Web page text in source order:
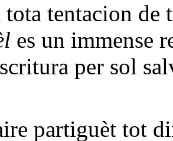
tota tentacion de
es un immense
per sol
partiguèt tot